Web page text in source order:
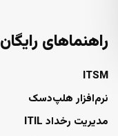
راهنماهای رایگان
ITSM
نرم‌افزار هلپ‌دسک
مدیریت رخداد ITIL